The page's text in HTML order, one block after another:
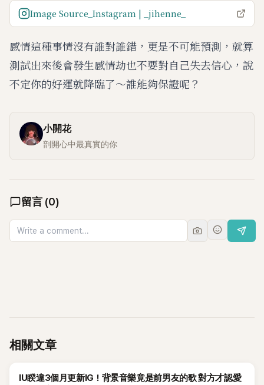
Image Source_Instagram | _jihenne_
感情這種事情沒有誰對誰錯，更是不可能預測，就算
測試出來後會發生感情劫也不要對自己失去信心，說
不定你的好運就降臨了～誰能夠保證呢？
小開花
剖開心中最真實的你
留言 (0)
相關文章
韓星
IU睽違3個月更新IG！背景音樂竟是前男友的歌 對方才認愛